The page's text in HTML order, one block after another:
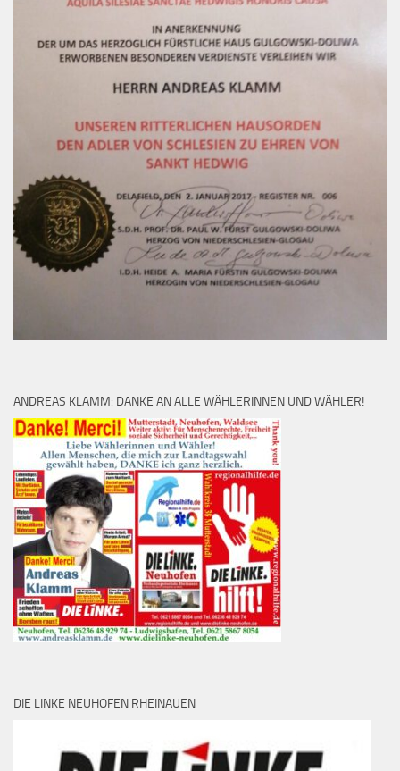
ANDREAS KLAMM: DANKE AN ALLE WÄHLERINNEN UND WÄHLER!
DIE LINKE NEUHOFEN RHEINAUEN